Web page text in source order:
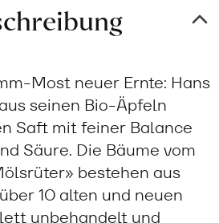
Most neuer Ernte: Hans
seinen Bio-Äpfeln
Saft mit feiner Balance
Säure. Die Bäume vom
bestehen aus
10 alten und neuen
unbehandelt und